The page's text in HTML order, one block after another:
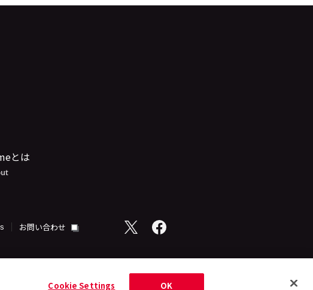
とは
お問い合わせ
Cookie Settings OK